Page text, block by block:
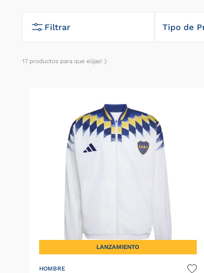
Filtrar Tipo de
17 productos
LANZAMIENTO
HOMBRE